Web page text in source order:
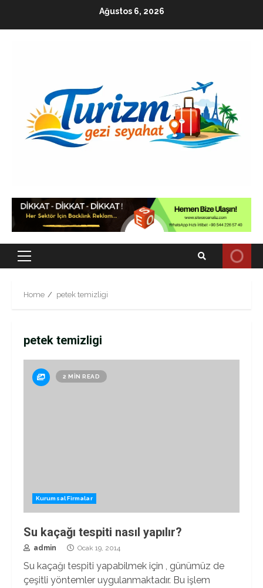
Ağustos 6, 2026
Primary
Home petek temizligi
petek temizligi
2 MIN READ
Kurumsal Firmalar
Su kaçağı tespiti nasıl yapılır?
admin Ocak 19, 2014
Su kaçağı tespiti yapabilmek için , günümüz de
çeşitli yöntemler uygulanmaktadır. Bu işlem